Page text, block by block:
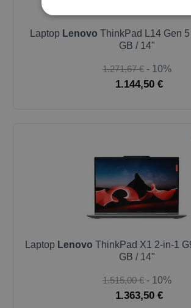
Laptop Lenovo ThinkPad L14 Gen
GB / 14"
1.271,67 € - 10%
1.144,50 €
Laptop Lenovo ThinkPad X1 2-in-1
GB / 14"
1.515,00 € - 10%
1.363,50 €